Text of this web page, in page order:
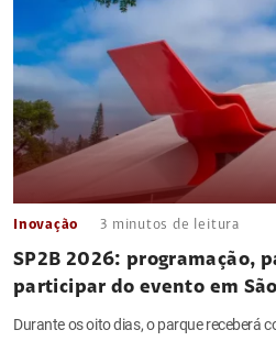
Inovação 3 minutos de leitura
SP2B 2026: programação,
participar do evento em
Durante os oito dias, o parque receberá